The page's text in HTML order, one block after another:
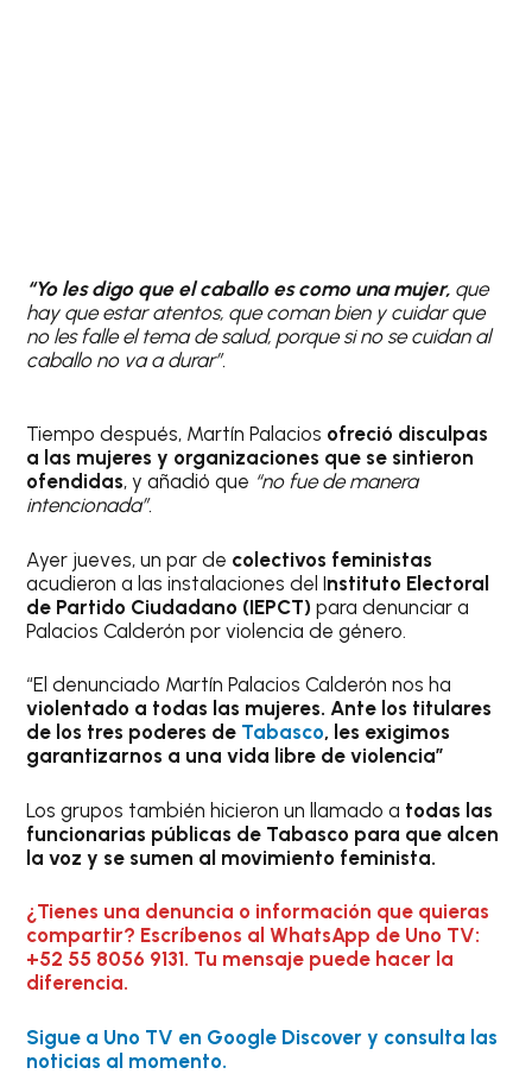
“Yo les digo que el caballo es como una mujer, que
hay que estar atentos, que coman bien y cuidar que
no les falle el tema de salud, porque si no se cuidan al
caballo no va a durar”.
Tiempo después, Martín Palacios ofreció disculpas
a las mujeres y organizaciones que se sintieron
ofendidas, y añadió que “no fue de manera
intencionada”.
Ayer jueves, un par de colectivos feministas
acudieron a las instalaciones del Instituto Electoral
de Partido Ciudadano (IEPCT)para denunciar a
Palacios Calderón por violencia de género.
“El denunciado Martín Palacios Calderón nos ha
violentado a todas las mujeres. Ante los titulares
de los tres poderes de Tabasco, les exigimos
garantizarnos a una vida libre de violencia”
Los grupos también hicieron un llamado a todas las
funcionarias públicas de Tabasco para que alcen
la voz y se sumen al movimiento feminista.
¿Tienes una denuncia o información que quieras
compartir? Escríbenos al WhatsApp de Uno TV:
+52 55 8056 9131. Tu mensaje puede hacer la
diferencia.
Sigue a Uno TV en Google Discover y consulta las
noticias al momento.